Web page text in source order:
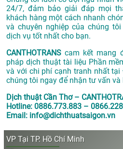
24/7, đảm bảo giải đáp mọi
khách hàng một cách nhanh
và chuyên nghiệp của chúng
dịch vụ tốt nhất cho bạn.
CANTHOTRANS cam kết mang
pháp dịch thuật tài liệu Phần
và với chi phí cạnh tranh nhất
chúng tôi ngay để nhận tư vấn và
Dịch thuật Cần Thơ –
Hotline: 0886.773.883 –
Email: info@dichthuatsaigon.vn
VP Tại TP. Hồ Chí Minh